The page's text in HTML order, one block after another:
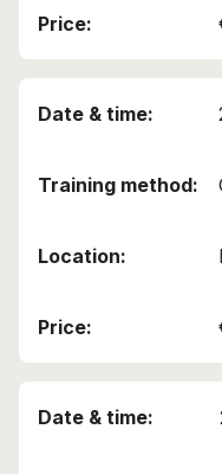
This course